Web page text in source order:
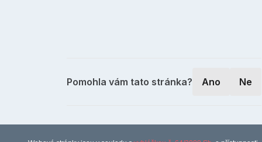
Pomohla vám tato stránka? Ano Ne